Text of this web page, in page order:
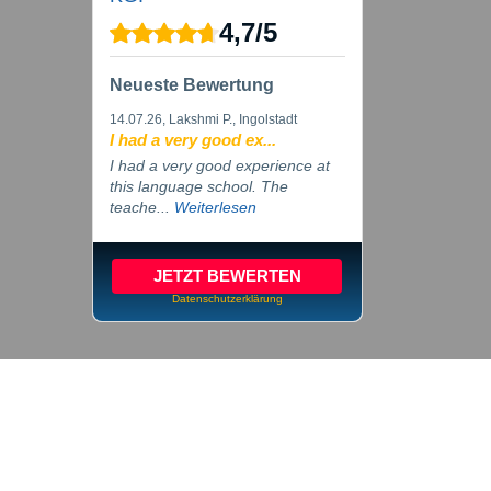
4,7/5
Neueste Bewertung
14.07.26, Lakshmi P., Ingolstadt
I had a very good ex...
I had a very good experience at
this language school. The
teache... Weiterlesen
JETZT BEWERTEN
Datenschutzerklärung